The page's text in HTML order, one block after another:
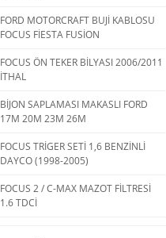
FORD MOTORCRAFT BUJİ KABLOSU
FOCUS FİESTA FUSİON
FOCUS ÖN TEKER BİLYASI 2006/2011
İTHAL
BİJON SAPLAMASI MAKASLI FORD
17M 20M 23M 26M
FOCUS TRİGER SETİ 1,6 BENZİNLİ
DAYCO (1998-2005)
FOCUS 2 / C-MAX MAZOT FİLTRESİ
1.6 TDCİ